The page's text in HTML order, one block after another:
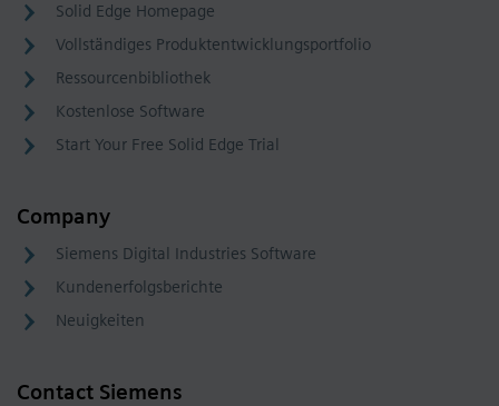
Solid Edge Homepage
Vollständiges Produktentwicklungsportfolio
Ressourcenbibliothek
Kostenlose Software
Start Your Free Solid Edge Trial
Company
Siemens Digital Industries Software
Kundenerfolgsberichte
Neuigkeiten
Contact Siemens